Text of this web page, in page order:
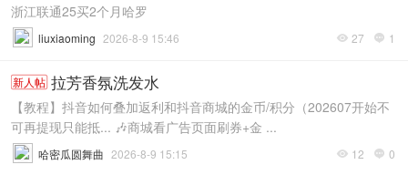
浙江联通25买2个月哈罗
 27  1
liuxiaoming 2026-8-9 15:46
新人帖 拉芳香氛洗发水
【教程】抖音如何叠加返利和抖音商城的金币/积分（202607开始不
可再提现只能抵... 🎶商城看广告页面刷券+金 ...
 12  0
哈密瓜圆舞曲 2026-8-9 15:15